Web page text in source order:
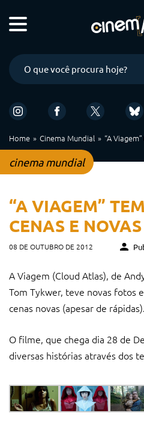
Home Cinema Mundial “A
cinema mundial
“A VIAGEM”
CENAS E
08 DE OUTUBRO DE 2012
A Viagem (Cloud Atlas), de
Tom Tykwer, teve novas fotos
cenas novas (apesar de rápidas).
O filme, que chega dia 28 de
diversas histórias através dos